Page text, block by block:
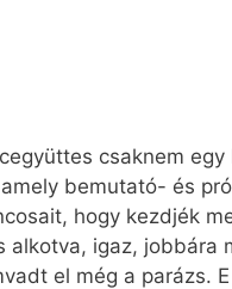
csaknem
bemutató- és
hogy kezdjék
igaz, jobbára
el még a parázs.